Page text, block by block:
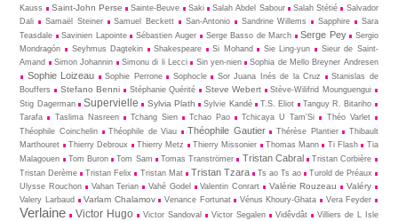
Kauss
Saint-John Perse Sainte-Beuve Saki Salah Abdel Sabour Salah Stétié
Salvador
Dali
Samaël Steiner Samuel Beckett San-Antonio Sandrine Willems Sapphire
Sara
Teasdale
Savinien Lapointe Sébastien Auger Serge Basso de March Serge Pey
Sergio
Mondragón
Seyhmus Dagtekin Shakespeare Si Mohand Sie Ling-yun
Sieur de Saint-
Amand
Simon Johannin Simonu di li Lecci Sin yen-nien Sophia de Mello Breyner Andresen
Sophie Loizeau Sophie Perrone Sophocle Sor Juana Inés de la Cruz
Stanislas de
Bouffers
Stefano Benni Stéphanie Quérité Steve Webert
Stève-Wilifrid Mounguengui
Stig Dagerman
Supervielle Sylvia Plath Sylvie Kandé T.S. Eliot
Tanguy R. Bitariho
Tarafa
Taslima Nasreen Tchang Sien Tchao Pao Tchicaya U Tam’Si
Théo Varlet
Théophile Coinchelin
Théophile de Viau Théophile Gautier Thérèse Plantier
Thibault
Marthouret
Thierry Debroux Thierry Metz Thierry Missonier Thomas Mann Ti Flash
Tia
Malagouen
Tom Buron Tom Sam Tomas Tranströmer Tristan Cabral
Tristan Corbière
Tristan Derème
Tristan Felix Tristan Mat Tristan Tzara Ts ao Ts ao
Turold de Préaux
Ulysse Rouchon
Vahan Terian Vahé Godel Valentin Conrart Valérie Rouzeau Valéry
Valery Larbaud Varlam Chalamov Venance Fortunat Vénus Khoury-Ghata Vera Feyder
Verlaine Victor Hugo Victor Sandoval Victor Segalen Vidêvdât
Villiers de L Isle